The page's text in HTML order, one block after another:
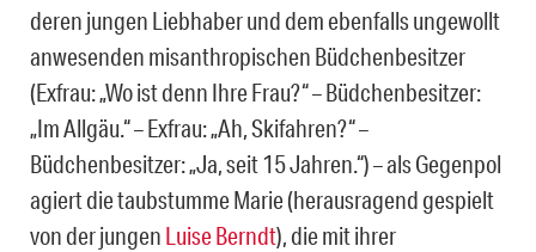
deren jungen Liebhaber und dem ebenfalls ungewollt
anwesenden misanthropischen Büdchenbesitzer
(Exfrau: „Wo ist denn Ihre Frau?“ – Büdchenbesitzer:
„Im Allgäu.“ – Exfrau: „Ah, Skifahren?“ –
Büdchenbesitzer: „Ja, seit 15 Jahren.“) – als Gegenpol
agiert die taubstumme Marie (herausragend gespielt
von der jungen Luise Berndt), die mit ihrer